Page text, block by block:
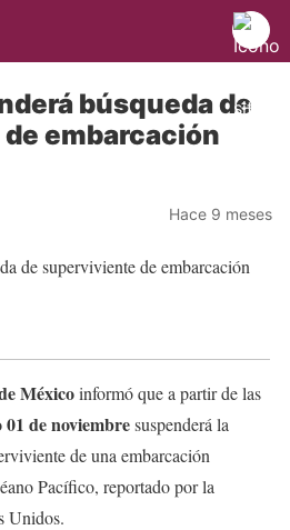
búsqueda de
embarcación
Hace 9 meses
Méxicoinformó que a partir de las
01 de noviembresuspenderá la
de una embarcación
Pacífico, reportado por la
Unidos.